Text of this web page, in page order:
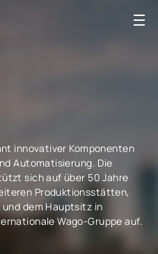
innovativer Komponenten
Automatisierung. Die
sich auf über 50 Jahre
Produktionsstätten,
dem Hauptsitz in
Wago-Gruppe auf.